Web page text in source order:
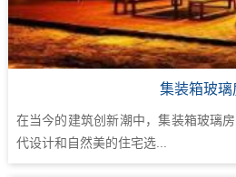
集装箱玻璃
在当今的建筑创新潮中，集装箱玻璃
代设计和自然美的住宅选...